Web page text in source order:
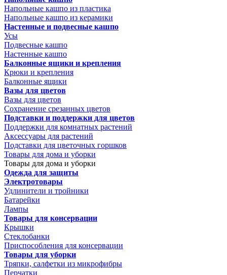
Напольные кашпо из пластика
Напольные кашпо из керамики
Настенные и подвесные кашпо
Усы
Подвесные кашпо
Настенные кашпо
Балконные ящики и крепления
Крюки и крепления
Балконные ящики
Вазы для цветов
Вазы для цветов
Сохранение срезанных цветов
Подставки и поддержки для цветов
Поддержки для комнатных растений
Аксессуары для растений
Подставки для цветочных горшков
Товары для дома и уборки
Товары для дома и уборки
Одежда для защиты
Электротовары
Удлинители и тройники
Батарейки
Лампы
Товары для консервации
Крышки
Стеклобанки
Приспособления для консервации
Товары для уборки
Тряпки, салфетки из микрофибры
Перчатки